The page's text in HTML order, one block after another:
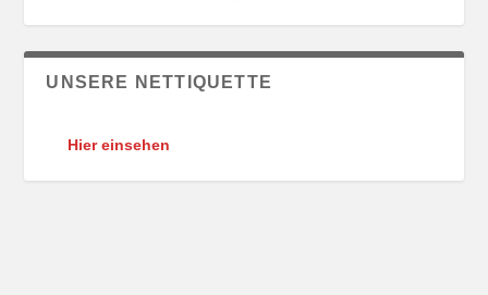
UNSERE NETTIQUETTE
Hier einsehen